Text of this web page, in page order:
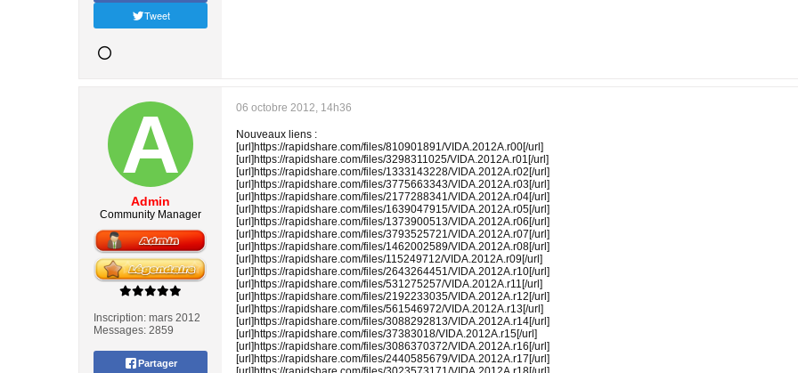
Tweet
Admin
Community Manager
Inscription: mars 2012
Messages: 2859
Partager
06 octobre 2012, 14h36
Nouveaux liens :
[url]https://rapidshare.com/files/810901891/VIDA.2012A.r00[/url]
[url]https://rapidshare.com/files/3298311025/VIDA.2012A.r01[/url]
[url]https://rapidshare.com/files/1333143228/VIDA.2012A.r02[/url]
[url]https://rapidshare.com/files/3775663343/VIDA.2012A.r03[/url]
[url]https://rapidshare.com/files/2177288341/VIDA.2012A.r04[/url]
[url]https://rapidshare.com/files/1639047915/VIDA.2012A.r05[/url]
[url]https://rapidshare.com/files/1373900513/VIDA.2012A.r06[/url]
[url]https://rapidshare.com/files/3793525721/VIDA.2012A.r07[/url]
[url]https://rapidshare.com/files/1462002589/VIDA.2012A.r08[/url]
[url]https://rapidshare.com/files/115249712/VIDA.2012A.r09[/url]
[url]https://rapidshare.com/files/2643264451/VIDA.2012A.r10[/url]
[url]https://rapidshare.com/files/531275257/VIDA.2012A.r11[/url]
[url]https://rapidshare.com/files/2192233035/VIDA.2012A.r12[/url]
[url]https://rapidshare.com/files/561546972/VIDA.2012A.r13[/url]
[url]https://rapidshare.com/files/3088292813/VIDA.2012A.r14[/url]
[url]https://rapidshare.com/files/37383018/VIDA.2012A.r15[/url]
[url]https://rapidshare.com/files/3086370372/VIDA.2012A.r16[/url]
[url]https://rapidshare.com/files/2440585679/VIDA.2012A.r17[/url]